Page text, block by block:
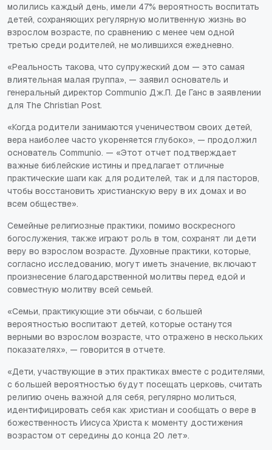
молились каждый день, имели 47% вероятность воспитать
детей, сохраняющих регулярную молитвенную жизнь во
взрослом возрасте, по сравнению с менее чем одной
третью среди родителей, не молившихся ежедневно.
«Реальность такова, что супружеский дом — это самая
влиятельная малая группа», — заявил основатель и
генеральный директор Communio Дж.П. Де Ганс в заявлении
для The Christian Post.
«Когда родители занимаются ученичеством своих детей,
вера наиболее часто укореняется глубоко», — продолжил
основатель Communio. — «Этот отчет подтверждает
важные библейские истины и предлагает отличные
практические шаги как для родителей, так и для пасторов,
чтобы восстановить христианскую веру в их домах и во
всем обществе».
Семейные религиозные практики, помимо воскресного
богослужения, также играют роль в том, сохранят ли дети
веру во взрослом возрасте. Духовные практики, которые,
согласно исследованию, могут иметь значение, включают
произнесение благодарственной молитвы перед едой и
совместную молитву всей семьей.
«Семьи, практикующие эти обычаи, с большей
вероятностью воспитают детей, которые останутся
верными во взрослом возрасте, что отражено в нескольких
показателях», — говорится в отчете.
«Дети, участвующие в этих практиках вместе с родителями,
с большей вероятностью будут посещать церковь, считать
религию очень важной для себя, регулярно молиться,
идентифицировать себя как христиан и сообщать о вере в
божественность Иисуса Христа к моменту достижения
возрастом от середины до конца 20 лет».